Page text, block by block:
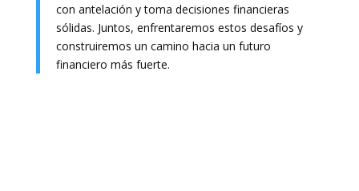
con antelación y toma decisiones financieras
sólidas. Juntos, enfrentaremos estos desafíos y
construiremos un camino hacia un futuro
financiero más fuerte.